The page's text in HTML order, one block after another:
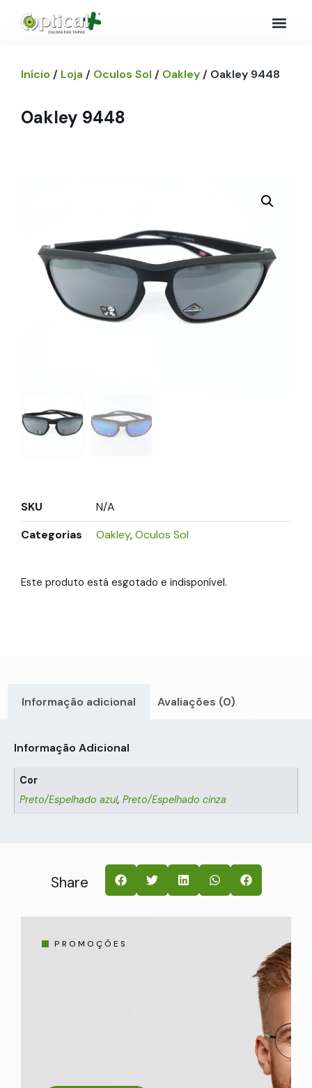
Início / Loja / Oculos Sol / Oakley / Oakley 9448
Oakley 9448
SKU
N/A
Categorias
Oakley,Oculos Sol
Este produto está esgotado e indisponível.
Informação adicional Avaliações (0)
Informação Adicional
Cor
Preto/Espelhado azul,Preto/Espelhado cinza
Share
PROMOÇÕES